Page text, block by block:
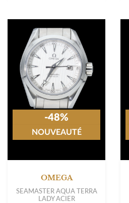
OMEGA
SEAMASTER AQUA TERRA
LADY ACIER
-48%
NOUVEAUTÉ